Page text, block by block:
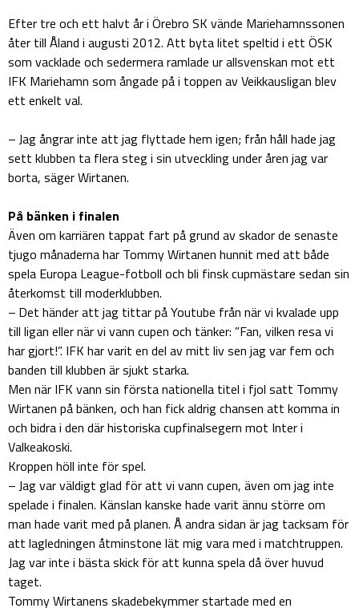
Efter tre och ett halvt år i Örebro SK vände Mariehamnssonen
åter till Åland i augusti 2012. Att byta litet speltid i ett ÖSK
som vacklade och sedermera ramlade ur allsvenskan mot ett
IFK Mariehamn som ångade på i toppen av Veikkausligan blev
ett enkelt val.
– Jag ångrar inte att jag flyttade hem igen; från håll hade jag
sett klubben ta flera steg i sin utveckling under åren jag var
borta, säger Wirtanen.
På bänken i finalen
Även om karriären tappat fart på grund av skador de senaste
tjugo månaderna har Tommy Wirtanen hunnit med att både
spela Europa League-fotboll och bli finsk cupmästare sedan sin
återkomst till moderklubben.
– Det händer att jag tittar på Youtube från när vi kvalade upp
till ligan eller när vi vann cupen och tänker: ”Fan, vilken resa vi
har gjort!”. IFK har varit en del av mitt liv sen jag var fem och
banden till klubben är sjukt starka.
Men när IFK vann sin första nationella titel i fjol satt Tommy
Wirtanen på bänken, och han fick aldrig chansen att komma in
och bidra i den där historiska cupfinalsegern mot Inter i
Valkeakoski.
Kroppen höll inte för spel.
– Jag var väldigt glad för att vi vann cupen, även om jag inte
spelade i finalen. Känslan kanske hade varit ännu större om
man hade varit med på planen. Å andra sidan är jag tacksam för
att lagledningen åtminstone lät mig vara med i matchtruppen.
Jag var inte i bästa skick för att kunna spela då över huvud
taget.
Tommy Wirtanens skadebekymmer startade med en